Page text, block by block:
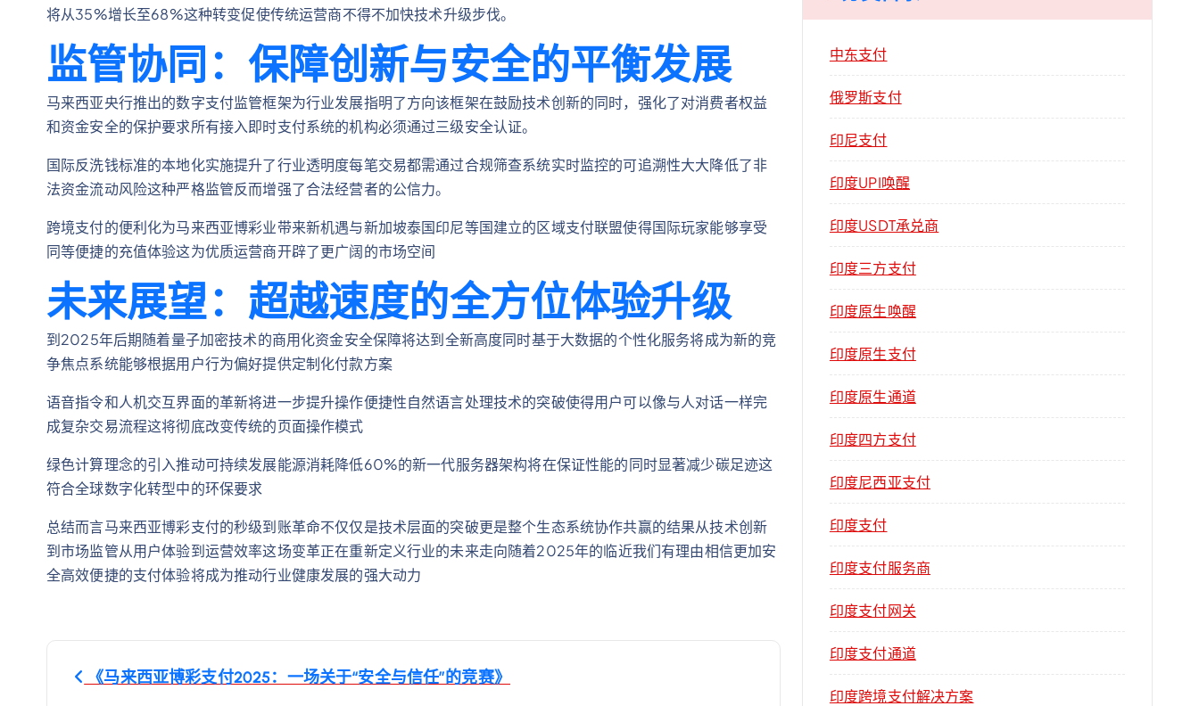
将从35%增长至68%这种转变促使传统运营商不得不加快技术升级步伐。
监管协同：保障创新与安全的平衡发展
马来西亚央行推出的数字支付监管框架为行业发展指明了方向该框架在鼓励技术创新的同时，强化了对消费者权益
和资金安全的保护要求所有接入即时支付系统的机构必须通过三级安全认证。
国际反洗钱标准的本地化实施提升了行业透明度每笔交易都需通过合规筛查系统实时监控的可追溯性大大降低了非
法资金流动风险这种严格监管反而增强了合法经营者的公信力。
跨境支付的便利化为马来西亚博彩业带来新机遇与新加坡泰国印尼等国建立的区域支付联盟使得国际玩家能够享受
同等便捷的充值体验这为优质运营商开辟了更广阔的市场空间
未来展望：超越速度的全方位体验升级
到2025年后期随着量子加密技术的商用化资金安全保障将达到全新高度同时基于大数据的个性化服务将成为新的竞
争焦点系统能够根据用户行为偏好提供定制化付款方案
语音指令和人机交互界面的革新将进一步提升操作便捷性自然语言处理技术的突破使得用户可以像与人对话一样完
成复杂交易流程这将彻底改变传统的页面操作模式
绿色计算理念的引入推动可持续发展能源消耗降低60%的新一代服务器架构将在保证性能的同时显著减少碳足迹这
符合全球数字化转型中的环保要求
总结而言马来西亚博彩支付的秒级到账革命不仅仅是技术层面的突破更是整个生态系统协作共赢的结果从技术创新
到市场监管从用户体验到运营效率这场变革正在重新定义行业的未来走向随着2025年的临近我们有理由相信更加安
全高效便捷的支付体验将成为推动行业健康发展的强大动力
文 《马来西亚博彩支付2025：一场关于“安全与信任”的竞赛》
中东支付
俄罗斯支付
印尼支付
印度UPI唤醒
印度USDT承兑商
印度三方支付
印度原生唤醒
印度原生支付
印度原生通道
印度四方支付
印度尼西亚支付
印度支付
印度支付服务商
印度支付网关
印度支付通道
印度跨境支付解决方案